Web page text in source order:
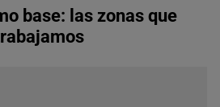
base: las zonas que